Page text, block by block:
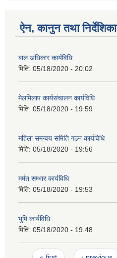
ऐन, कानुन तथा निर्देशिका
बाल अधिकार कार्यविधि
मिति: 05/18/2020 - 20:02
मेलमिलाप कार्यसंचालन कार्यविधि
मिति: 05/18/2020 - 19:59
महिला समन्वय समिति गठन कार्यविधि
मिति: 05/18/2020 - 19:56
मर्मत सम्भार कार्यविधि
मिति: 05/18/2020 - 19:53
भुमि कार्यविधि
मिति: 05/18/2020 - 19:48